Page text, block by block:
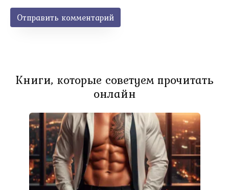
Книги, которые советуем прочитать
онлайн